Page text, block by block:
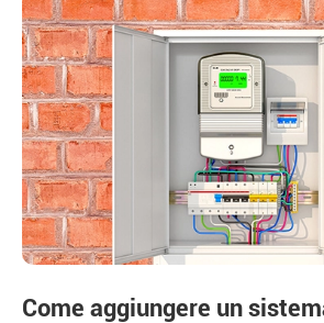
Come aggiungere un